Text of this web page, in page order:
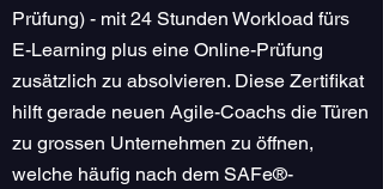
Prüfung) - mit 24 Stunden Workload fürs
E-Learning plus eine Online-Prüfung
zusätzlich zu absolvieren. Diese Zertifikat
hilft gerade neuen Agile-Coachs die Türen
zu grossen Unternehmen zu öffnen,
welche häufig nach dem SAFe®-